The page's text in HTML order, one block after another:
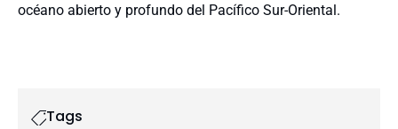
océano abierto y profundo del Pacífico Sur-Oriental.
Tags